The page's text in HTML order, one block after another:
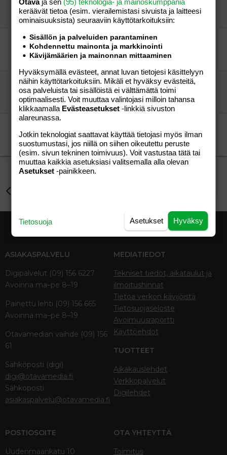
Janelica
Perhe-elämä
Perhe-elämä
01.06.2005
Janelica
UUSIA YSTÄVIÄ :)
mammukka79 Perhe-elämä
0
Perhe-elämä
26.08.2006
mammukka79
Uusia ystäviä haussa
Nova1234
Perhe-elämä
0
Perhe-elämä
15.08.2005
Nova1234
Banni
Perhe-elämä
0
Perhe-elämä
06.05.2007
Banni
ASIAKASPALVELU
Digipalvelut (09) 156 6227
Avoinna ma–pe 8–19
Painettu lehti (09) 156 665
Avoinna ma–pe 8–19
Otavamedian vaihde (09) 156
61
Sähköposti (digi)
digi@otavamedia.fi
Sähköposti
asiakaspalvelu@otavamedia.fi
MEDIATIEDOT
Tekniset tiedot, aikataulut ja
ilmoitushinnat
Tietoa verkon kävijöistä
Tietosuojaseloste
Avoimuusraportti
Käyttöehdot
TUOTTEET
Aikakauslehdet
Verkkopalvelut
Digilehdet
POSTIOSOITE
Uudenmaankatu 10
OTA YHTEYTTÄ
Toimitus
Otavaja sen (95) teknologia- ja mainoskumppania
keräävät tietoa (esim. vierailemis­tasi sivuista ja laitteesi
ominaisuuk­sista) seuraaviin käyttötarkoituksiin:
Sisällön ja palveluiden parantaminen
Kohdennettu mainonta ja markkinointi
Kävijämäärien ja mainonnan mittaaminen
Hyväksymällä evästeet, annat luvan tietojesi käsittelyyn
näihin käyttötarkoituksiin. Mikäli et hyväksy evästeitä,
osa palveluista tai sisällöistä ei välttämättä toimi
optimaalisesti. Voit muuttaa valintojasi milloin tahansa
klikkaamalla Evästeasetukset -linkkiä sivuston
alareunassa.
Jotkin teknologiat saattavat käyttää tietojasi myös ilman
suostumustasi, jos niillä on siihen oikeutettu peruste
(esim. sivun tekninen toimivuus). Voit vastustaa tätä tai
muuttaa kaikkia asetuksiasi valitsemalla alla olevan
Asetukset -painikkeen.
Hyväksy
Asetukset
Tietosuoja